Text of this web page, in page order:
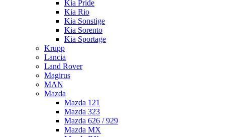
Kia Pride
Kia Rio
Kia Sonstige
Kia Sorento
Kia Sportage
Krupp
Lancia
Land Rover
Magirus
MAN
Mazda
Mazda 121
Mazda 323
Mazda 626 / 929
Mazda MX